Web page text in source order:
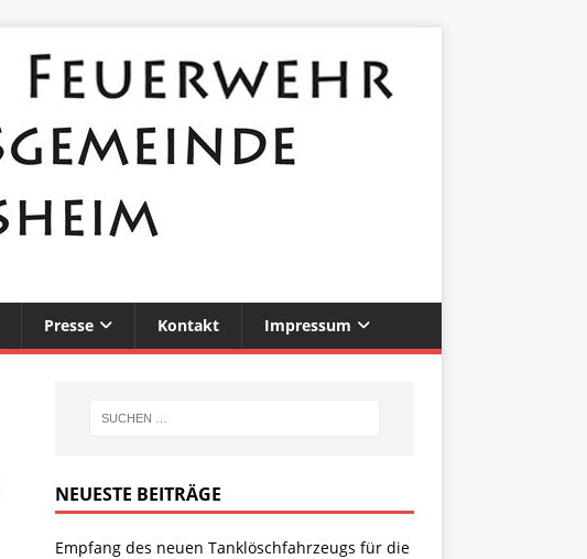
Presse Kontakt Impressum
NEUESTE BEITRÄGE
Empfang des neuen Tanklöschfahrzeugs für die